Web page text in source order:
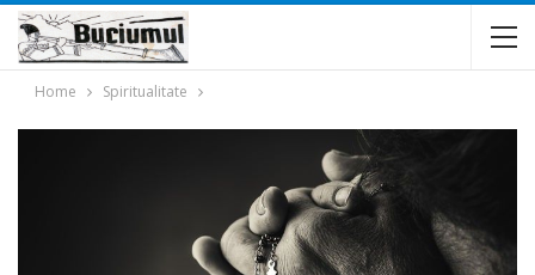
Home Spiritualitate